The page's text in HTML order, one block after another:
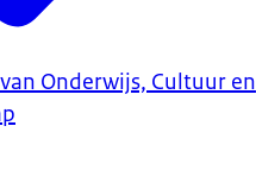
Onderwijs, Cultuur en